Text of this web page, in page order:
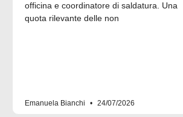
officina e coordinatore di saldatura. Una
quota rilevante delle non
Emanuela Bianchi 24/07/2026